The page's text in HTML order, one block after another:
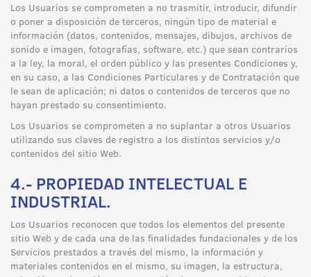
Los Usuarios se comprometen a no trasmitir, introducir, difundir
o poner a disposición de terceros, ningún tipo de material e
información (datos, contenidos, mensajes, dibujos, archivos de
sonido e imagen, fotografías, software, etc.) que sean contrarios
a la ley, la moral, el orden público y las presentes Condiciones y,
en su caso, a las Condiciones Particulares y de Contratación que
le sean de aplicación; ni datos o contenidos de terceros que no
hayan prestado su consentimiento.
Los Usuarios se comprometen a no suplantar a otros Usuarios
utilizando sus claves de registro a los distintos servicios y/o
contenidos del sitio Web.
4.- PROPIEDAD INTELECTUAL E
INDUSTRIAL.
Los Usuarios reconocen que todos los elementos del presente
sitio Web y de cada una de las finalidades fundacionales y de los
Servicios prestados a través del mismo, la información y
materiales contenidos en el mismo, su imagen, la estructura,